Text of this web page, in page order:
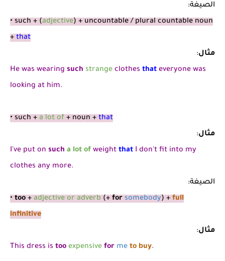
الصيغة:
• such + (adjective) + uncountable / plural countable noun
+ that
مثال:
He was wearing such strange clothes that everyone was
looking at him.
• such + a lot of + noun + that
مثال:
I've put on such a lot of weight that I don't fit into my
clothes any more.
الصيغة:
• too + adjective or adverb (+ for somebody) + full
infinitive
مثال:
This dress is too expensive for me to buy.